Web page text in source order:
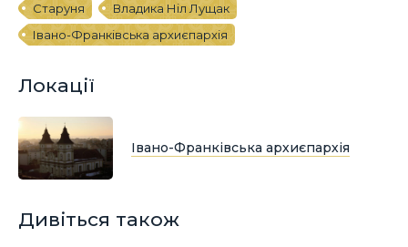
Старуня
Владика Ніл Лущак
Івано-Франківська архиєпархія
Локації
Івано-Франківська архиєпархія
Дивіться також